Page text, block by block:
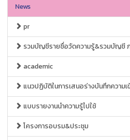
News
pr
รวมบัญชีรายชื่อวัดความรู้&รวมบัญชี
academic
แนวปฏิบัติในการเสนอร่างบันทึกความเ
แบบรายงานนำความรู้ไปใช้
โครงการอบรม&ประชุม